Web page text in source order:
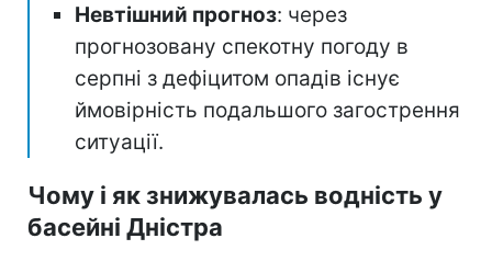
Невтішний прогноз: через
прогнозовану спекотну погоду в
серпні з дефіцитом опадів існує
ймовірність подальшого загострення
ситуації.
Чому і як знижувалась водність у
басейні Дністра